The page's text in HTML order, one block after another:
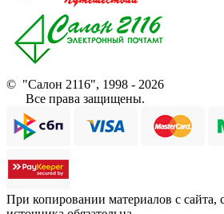
© "Салон 2116", 1998 - 2026
Все права защищены.
При копировании материалов с сайта,